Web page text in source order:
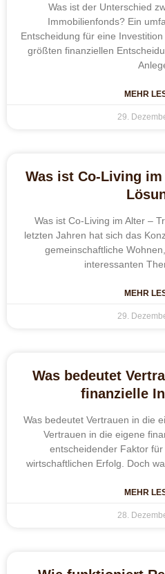
Was ist der Unterschied
Immobilienfonds? Ein
Entscheidung für eine
größten finanziellen
MEHR
29.
Was ist Co-Living
Was ist Co-Living im Alter –
letzten Jahren hat sich das
gemeinschaftliche
interessanten
MEHR
29.
Was bedeutet
finanzielle
Was bedeutet Vertrauen in die
Vertrauen in die eigene
entscheidender Faktor
wirtschaftlichen Erfolg. Doch
MEHR
28.